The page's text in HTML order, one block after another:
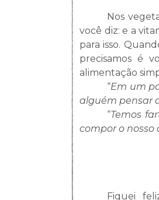
Nos
você diz: e a
para isso.
precisamos é
alimentação
“Em um
alguém pensar
“Temos
compor o nosso
Fiquei